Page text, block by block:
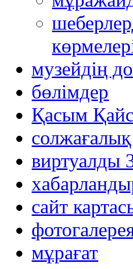
музейдің
бөлімдер
Қасым
виртуалды
сайт
мұрағат